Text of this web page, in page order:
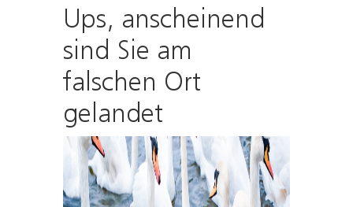
Ups, anscheinend
sind Sie am
falschen Ort
gelandet